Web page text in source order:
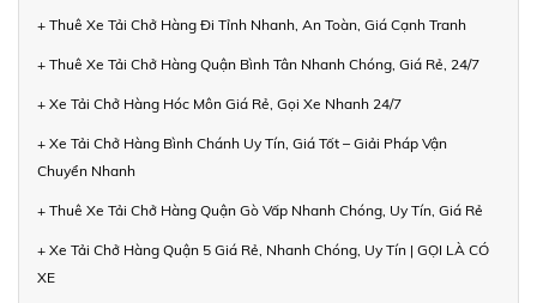
+ Thuê Xe Tải Chở Hàng Đi Tỉnh Nhanh, An Toàn, Giá Cạnh Tranh
+ Thuê Xe Tải Chở Hàng Quận Bình Tân Nhanh Chóng, Giá Rẻ, 24/7
+ Xe Tải Chở Hàng Hóc Môn Giá Rẻ, Gọi Xe Nhanh 24/7
+ Xe Tải Chở Hàng Bình Chánh Uy Tín, Giá Tốt – Giải Pháp Vận
Chuyển Nhanh
+ Thuê Xe Tải Chở Hàng Quận Gò Vấp Nhanh Chóng, Uy Tín, Giá Rẻ
+ Xe Tải Chở Hàng Quận 5 Giá Rẻ, Nhanh Chóng, Uy Tín | GỌI LÀ CÓ
XE